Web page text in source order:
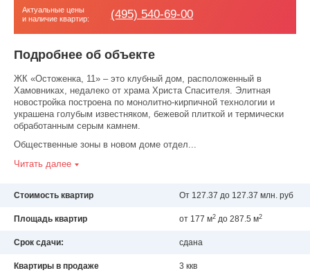
Актуальные цены
и наличие квартир:
(495) 540-69-00
Подробнее об объекте
ЖК «Остоженка, 11» – это клубный дом, расположенный в
Хамовниках, недалеко от храма Христа Спасителя. Элитная
новостройка построена по монолитно-кирпичной технологии и
украшена голубым известняком, бежевой плиткой и термически
обработанным серым камнем.
Общественные зоны в новом доме отдел...
Читать далее
Стоимость квартир От 127.37 до 127.37 млн. руб
Площадь квартир от 177 м2 до 287.5 м2
Срок сдачи: сдана
Квартиры в продаже 3 ккв